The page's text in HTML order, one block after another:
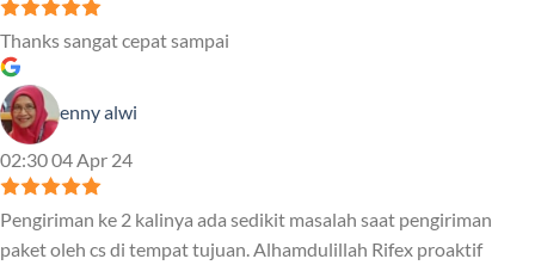
Thanks sangat cepat sampai
enny alwi
02:30 04 Apr 24
Pengiriman ke 2 kalinya ada sedikit masalah saat pengiriman
paket oleh cs di tempat tujuan. Alhamdulillah Rifex proaktif